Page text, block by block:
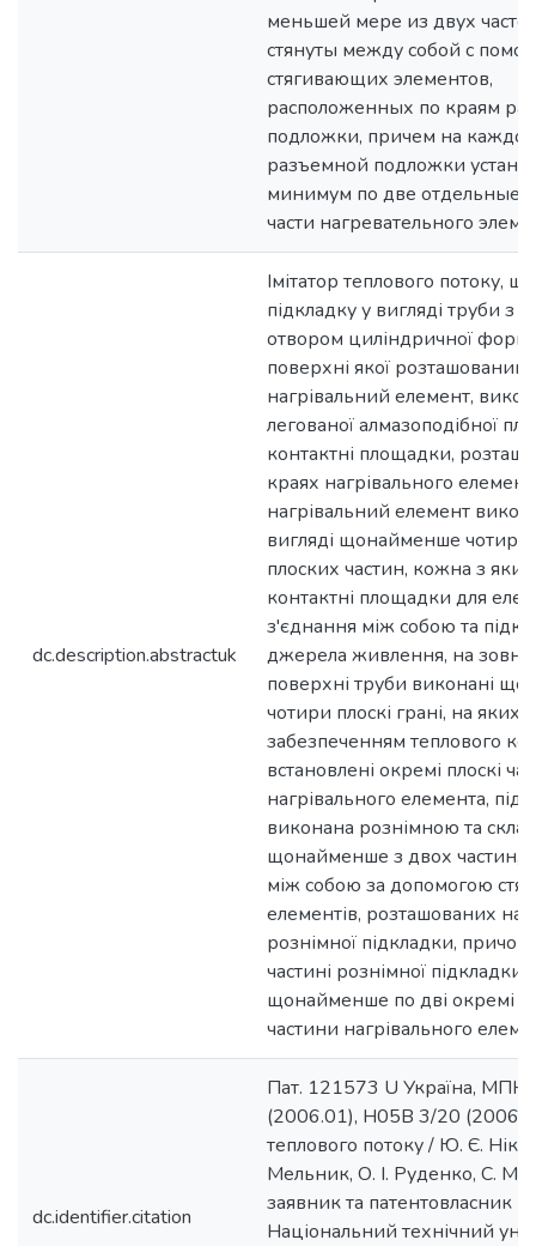
меньшей мере из двух
стянуты между собой с
стягивающих элементов,
расположенных по краям
подложки, причем на каждой
разъемной подложки
минимум по две отдельные
части нагревательного
dc.description.abstractuk
Імітатор теплового потоку,
підкладку у вигляді труби з
отвором циліндричної
поверхні якої розташований
нагрівальний елемент,
легованої алмазоподібної
контактні площадки,
краях нагрівального
нагрівальний елемент
вигляді щонайменше
плоских частин, кожна з яких
контактні площадки для
з'єднання між собою та
джерела живлення, на
поверхні труби виконані
чотири плоскі грані, на яких з
забезпеченням теплового
встановлені окремі плоскі
нагрівального елемента,
виконана рознімною та
щонайменше з двох частин,
між собою за допомогою
елементів, розташованих на
рознімної підкладки,
частині рознімної підкладки
щонайменше по дві окремі
частини нагрівального
dc.identifier.citation
Пат. 121573 U Україна, МПК
(2006.01), H05B 3/20
теплового потоку / Ю. Є.
Мельник, О. І. Руденко, С. М.
заявник та патентовласник
Національний технічний